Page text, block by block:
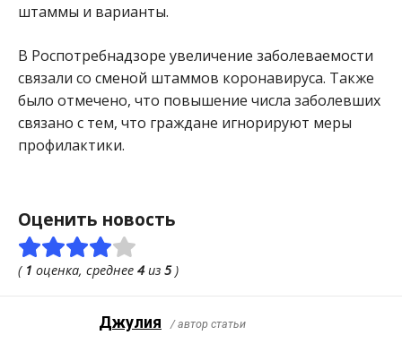
штаммы и варианты.
В Роспотребнадзоре увеличение заболеваемости
связали со сменой штаммов коронавируса. Также
было отмечено, что повышение числа заболевших
связано с тем, что граждане игнорируют меры
профилактики.
Оценить новость
( 1 оценка, среднее 4из 5)
Джулия / автор статьи